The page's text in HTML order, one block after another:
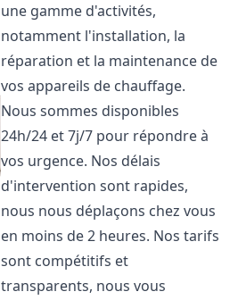
une gamme d'activités,
notamment l'installation, la
réparation et la maintenance de
vos appareils de chauffage.
Nous sommes disponibles
24h/24 et 7j/7 pour répondre à
vos urgence. Nos délais
d'intervention sont rapides,
nous nous déplaçons chez vous
en moins de 2 heures. Nos tarifs
sont compétitifs et
transparents, nous vous